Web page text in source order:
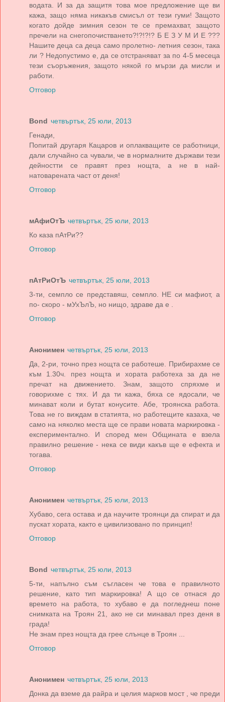
водата. И за да защитя това мое предложение ще ви
кажа, защо няма никакъв смисъл от тези гуми! Защото
когато дойде зимния сезон те се премахват, защото
пречели на снегопочистването?!?!?!? Б Е З У М И Е ???
Нашите деца са деца само пролетно- летния сезон, така
ли ? Недопустимо е, да се отстраняват за по 4-5 месеца
тези съоръжения, защото някой го мързи да мисли и
работи.
Отговор
Bond четвъртък, 25 юли, 2013
Генади,
Попитай другаря Кацаров и оплакващите се работници,
дали случайно са чували, че в нормалните държави тези
дейностти се правят през нощта, а не в най-
натоварената част от деня!
Отговор
мАфиОтЪ четвъртък, 25 юли, 2013
Ко каза пАтРи??
Отговор
пАтРиОтЪ четвъртък, 25 юли, 2013
3-ти, семпло се представяш, семпло. НЕ си мафиот, а
по- скоро - мУхЪлЪ, но нищо, здраве да е .
Отговор
Анонимен четвъртък, 25 юли, 2013
Да, 2-ри, точно през нощта се работеше. Прибирахме се
към 1.30ч. през нощта и хората работеха за да не
пречат на движението. Знам, защото спряхме и
говорихме с тях. И да ти кажа, бяха се ядосали, че
минават коли и бутат конусите. Абе, троянска работа.
Това не го виждам в статията, но работещите казаха, че
само на няколко места ще се прави новата маркировка -
експериментално. И според мен Общината е взела
правилно решение - нека се види какъв ще е ефекта и
тогава.
Отговор
Анонимен четвъртък, 25 юли, 2013
Хубаво, сега остава и да научите троянци да спират и да
пускат хората, както е цивилизовано по принцип!
Отговор
Bond четвъртък, 25 юли, 2013
5-ти, напълно съм съгласен че това е правилното
решение, като тип маркировка! А що се отнася до
времето на работа, то хубаво е да погледнеш поне
снимката на Троян 21, ако не си минавал през деня в
града!
Не знам през нощта да грее слънце в Троян ...
Отговор
Анонимен четвъртък, 25 юли, 2013
Донка да вземе да райра и целия марков мост , че преди